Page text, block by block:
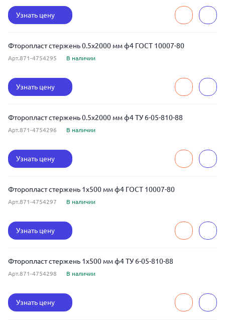
Узнать цену
Фторопласт стержень 0.5x2000 мм ф4 ГОСТ 10007-80
Арт.871-4754295 В наличии
Узнать цену
Фторопласт стержень 0.5x2000 мм ф4 ТУ 6-05-810-88
Арт.871-4754296 В наличии
Узнать цену
Фторопласт стержень 1x500 мм ф4 ГОСТ 10007-80
Арт.871-4754297 В наличии
Узнать цену
Фторопласт стержень 1x500 мм ф4 ТУ 6-05-810-88
Арт.871-4754298 В наличии
Узнать цену